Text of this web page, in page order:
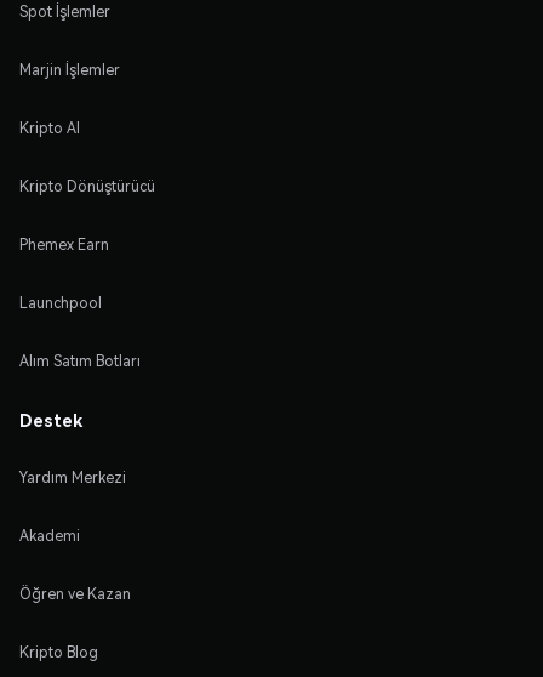
Spot İşlemler
Marjin İşlemler
Kripto Al
Kripto Dönüştürücü
Phemex Earn
Launchpool
Alım Satım Botları
Destek
Yardım Merkezi
Akademi
Öğren ve Kazan
Kripto Blog